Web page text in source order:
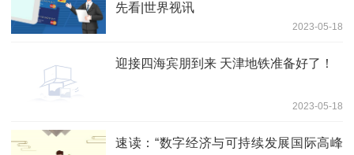
先看|世界视讯
2023-05-18
迎接四海宾朋到来 天津地铁准备好了！
2023-05-18
速读：“数字经济与可持续发展国际高峰